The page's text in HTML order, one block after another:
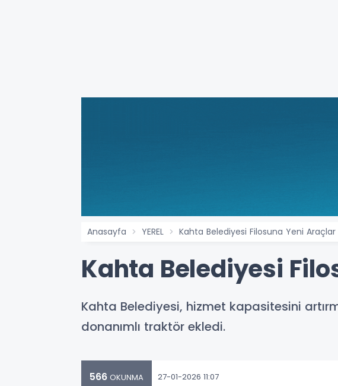
Anasayfa YEREL Kahta Belediyesi Filosuna Yeni Araçlar
Kahta Belediyesi
Kahta Belediyesi, hizmet kapasitesini
donanımlı traktör ekledi.
566 OKUNMA 27-01-2026 11:07